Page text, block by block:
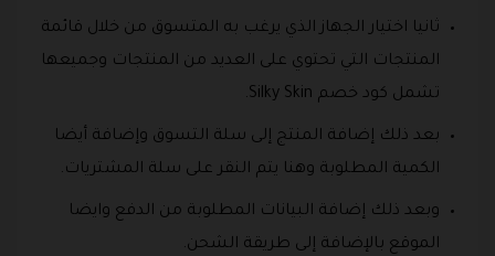
ثانيا اختيار الجهاز الذي يرغب به المتسوق من خلال قائمة
المنتجات التي تحتوي على العديد من المنتجات وجميعها
تشمل كود خصم Silky Skin.
بعد ذلك إضافة المنتج إلى سلة التسوق وإضافة أيضا
الكمية المطلوبة وهنا يتم النقر على سلة المشتريات.
وبعد ذلك إضافة البيانات المطلوبة من الدفع وايضا
الموقع بالإضافة إلى طريقة الشحن.